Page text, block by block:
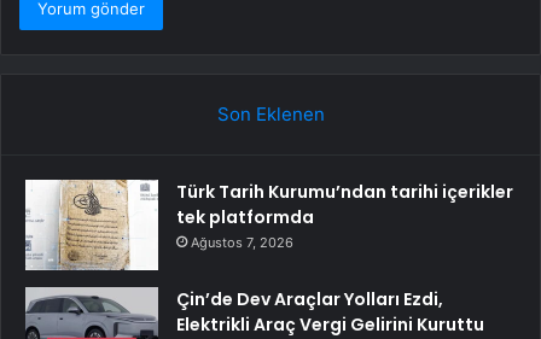
Son Eklenen
Türk Tarih Kurumu’ndan tarihi içerikler
tek platformda
Ağustos 7, 2026
Çin’de Dev Araçlar Yolları Ezdi,
Elektrikli Araç Vergi Gelirini Kuruttu